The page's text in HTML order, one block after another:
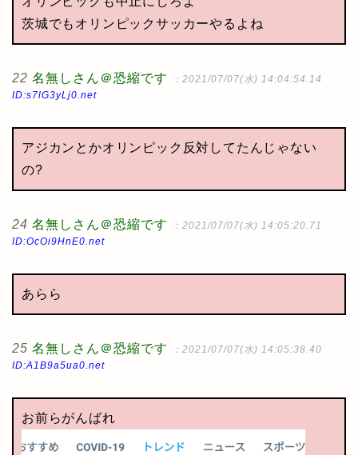
茨城でもオリンピックサッカーやるよね
22 名無しさん＠恐縮です
：2021/07/07(水) 14:04:54.14
ID:s7lG3yLj0.net
アジカンとかオリンピック反対してたんじゃない
の?
24 名無しさん＠恐縮です
：2021/07/07(水) 14:05:20.71
ID:OcOi9HnE0.net
あらら
25 名無しさん＠恐縮です
：2021/07/07(水) 14:05:38.40
ID:A1B9a5ua0.net
お前らがんばれ